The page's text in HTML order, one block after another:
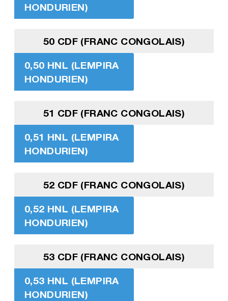
HONDURIEN)
50 CDF (FRANC CONGOLAIS)
0,50 HNL (LEMPIRA
HONDURIEN)
51 CDF (FRANC CONGOLAIS)
0,51 HNL (LEMPIRA
HONDURIEN)
52 CDF (FRANC CONGOLAIS)
0,52 HNL (LEMPIRA
HONDURIEN)
53 CDF (FRANC CONGOLAIS)
0,53 HNL (LEMPIRA
HONDURIEN)